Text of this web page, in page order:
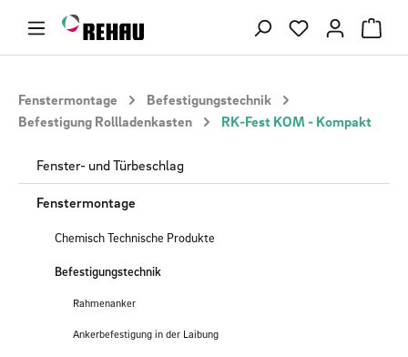
Zum Hauptinhalt springen Du hast 0
Fenstermontage
Befestigungstechnik
Befestigung Rollladenkasten
RK-Fest KOM - Kompakt
Fenster- und Türbeschlag
Fenstermontage
Chemisch Technische Produkte
Befestigungstechnik
Rahmenanker
Ankerbefestigung in der Laibung